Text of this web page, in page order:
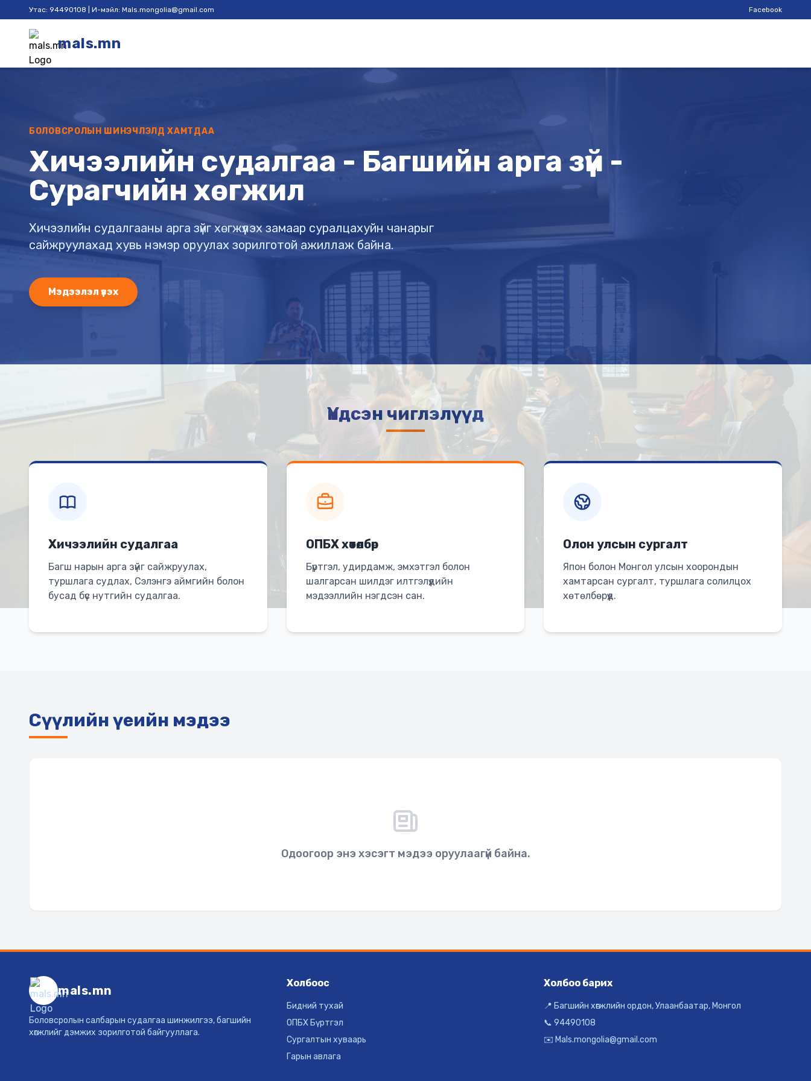
Утас: 94490108 | И-мэйл: Mals.mongolia@gmail.com Facebook
mals.mn
БОЛОВСРОЛЫН ШИНЭЧЛЭЛД ХАМТДАА
Хичээлийн судалгаа - Багшийн арга зүй -
Сурагчийн хөгжил
Хичээлийн судалгааны арга зүйг хөгжүүлэх замаар суралцахуйн чанарыг
сайжруулахад хувь нэмэр оруулах зорилготой ажиллаж байна.
Мэдээлэл үзэх
Үндсэн чиглэлүүд
Хичээлийн судалгаа
Багш нарын арга зүйг сайжруулах,
туршлага судлах, Сэлэнгэ аймгийн болон
бусад бүс нутгийн судалгаа.
ОПБХ хөтөлбөр
Бүртгэл, удирдамж, эмхэтгэл болон
шалгарсан шилдэг илтгэлүүдийн
мэдээллийн нэгдсэн сан.
Олон улсын сургалт
Япон болон Монгол улсын хоорондын
хамтарсан сургалт, туршлага солилцох
хөтөлбөрүүд.
Сүүлийн үеийн мэдээ
Одоогоор энэ хэсэгт мэдээ оруулаагүй байна.
mals.mn
Боловсролын салбарын судалгаа шинжилгээ, багшийн
хөгжлийг дэмжих зорилготой байгууллага.
Холбоос
Бидний тухай
ОПБХ Бүртгэл
Сургалтын хуваарь
Гарын авлага
Холбоо барих
📍 Багшийн хөгжлийн ордон, Улаанбаатар, Монгол
📞 94490108
✉️ Mals.mongolia@gmail.com